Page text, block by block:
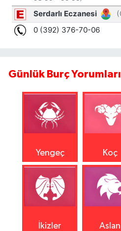
Günlük Burç Yorumları
Yengeç Koç
İkizler Aslan